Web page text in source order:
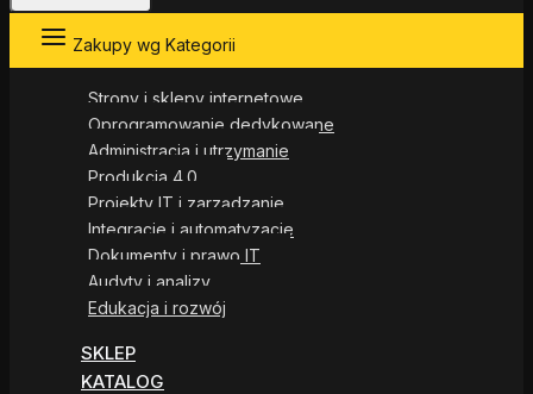
Zakupy wg Kategorii
Strony i sklepy internetowe
Oprogramowanie dedykowane
Administracja i utrzymanie
Produkcja 4.0
Projekty IT i zarządzanie
Integracje i automatyzacje
Dokumenty i prawo IT
Audyty i analizy
Edukacja i rozwój
SKLEP
KATALOG